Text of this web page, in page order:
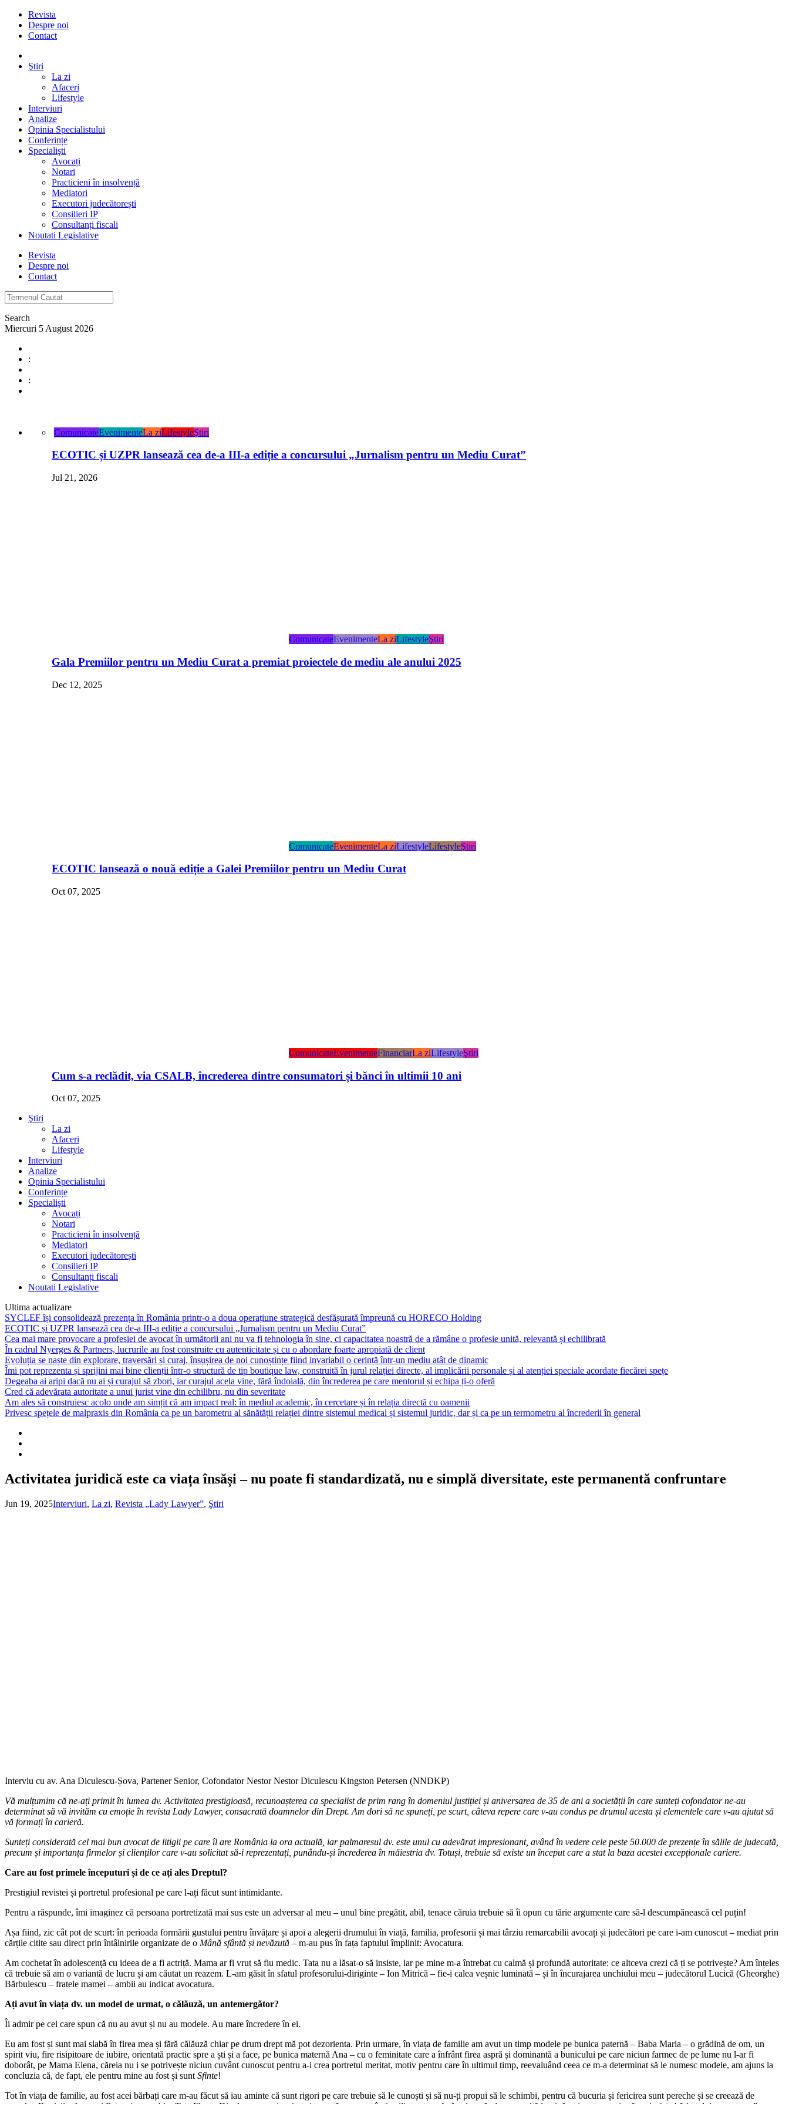
Revista
Despre noi
Contact
Ştiri
La zi
Afaceri
Lifestyle
Interviuri
Analize
Opinia Specialistului
Conferințe
Specialişti
Avocați
Notari
Practicieni în insolvență
Mediatori
Executori judecătorești
Consilieri IP
Consultanți fiscali
Noutati Legislative
Revista
Despre noi
Contact
Search
Miercuri 5 August 2026
:
:
ComunicateEvenimenteLa ziLifestyleŞtiri
ECOTIC și UZPR lansează cea de-a III-a ediție a concursului „Jurnalism pentru un Mediu Curat”
Jul 21, 2026
ComunicateEvenimenteLa ziLifestyleŞtiri
Gala Premiilor pentru un Mediu Curat a premiat proiectele de mediu ale anului 2025
Dec 12, 2025
ComunicateEvenimenteLa ziLifestyleLifestyleŞtiri
ECOTIC lansează o nouă ediție a Galei Premiilor pentru un Mediu Curat
Oct 07, 2025
ComunicateEvenimenteFinanciarLa ziLifestyleŞtiri
Cum s-a reclădit, via CSALB, încrederea dintre consumatori și bănci în ultimii 10 ani
Oct 07, 2025
Ştiri
La zi
Afaceri
Lifestyle
Interviuri
Analize
Opinia Specialistului
Conferințe
Specialişti
Avocați
Notari
Practicieni în insolvență
Mediatori
Executori judecătorești
Consilieri IP
Consultanți fiscali
Noutati Legislative
Ultima actualizare
SYCLEF își consolidează prezența în România printr-o a doua operațiune strategică desfășurată împreună cu HORECO Holding
ECOTIC și UZPR lansează cea de-a III-a ediție a concursului „Jurnalism pentru un Mediu Curat”
Cea mai mare provocare a profesiei de avocat în următorii ani nu va fi tehnologia în sine, ci capacitatea noastră de a rămâne o profesie unită, relevantă și echilibrată
În cadrul Nyerges & Partners, lucrurile au fost construite cu autenticitate și cu o abordare foarte apropiată de client
Evoluția se naște din explorare, traversări și curaj, însușirea de noi cunoștințe fiind invariabil o cerință într-un mediu atât de dinamic
Îmi pot reprezenta și sprijini mai bine clienții într-o structură de tip boutique law, construită în jurul relației directe, al implicării personale și al atenției speciale acordate fiecărei spețe
Degeaba ai aripi dacă nu ai și curajul să zbori, iar curajul acela vine, fără îndoială, din încrederea pe care mentorul și echipa ți-o oferă
Cred că adevărata autoritate a unui jurist vine din echilibru, nu din severitate
Am ales să construiesc acolo unde am simțit că am impact real: în mediul academic, în cercetare și în relația directă cu oamenii
Privesc spețele de malpraxis din România ca pe un barometru al sănătății relației dintre sistemul medical și sistemul juridic, dar și ca pe un termometru al încrederii în general
Activitatea juridică este ca viața însăși – nu poate fi standardizată, nu e simplă diversitate, este permanentă confruntare
Jun 19, 2025Interviuri, La zi, Revista „Lady Lawyer”, Ştiri
Interviu cu av. Ana Diculescu-Șova, Partener Senior, Cofondator Nestor Nestor Diculescu Kingston Petersen (NNDKP)
Vă mulțumim că ne-ați primit în lumea dv. Activitatea prestigioasă, recunoașterea ca specialist de prim rang în domeniul justiției și aniversarea de 35 de ani a societății în care sunteți cofondator ne-au
determinat să vă invităm cu emoție în revista Lady Lawyer, consacrată doamnelor din Drept. Am dori să ne spuneți, pe scurt, câteva repere care v-au condus pe drumul acesta și elementele care v-au ajutat să
vă formați în carieră.
Sunteți considerată cel mai bun avocat de litigii pe care îl are România la ora actuală, iar palmaresul dv. este unul cu adevărat impresionant, având în vedere cele peste 50.000 de prezențe în sălile de judecată,
precum și importanța firmelor și clienților care v-au solicitat să-i reprezentați, punându-și încrederea în măiestria dv. Totuși, trebuie să existe un început care a stat la baza acestei excepționale cariere.
Care au fost primele începuturi și de ce ați ales Dreptul?
Prestigiul revistei și portretul profesional pe care l-ați făcut sunt intimidante.
Pentru a răspunde, îmi imaginez că persoana portretizată mai sus este un adversar al meu – unul bine pregătit, abil, tenace căruia trebuie să îi opun cu tărie argumente care să-l descumpănească cel puțin!
Așa fiind, zic cât pot de scurt: în perioada formării gustului pentru învățare și apoi a alegerii drumului în viață, familia, profesorii și mai târziu remarcabilii avocați și judecători pe care i-am cunoscut – mediat prin
cărțile citite sau direct prin întâlnirile organizate de o Mână sfântă și nevăzută – m-au pus în fața faptului împlinit: Avocatura.
Am cochetat în adolescență cu ideea de a fi actriță. Mama ar fi vrut să fiu medic. Tata nu a lăsat-o să insiste, iar pe mine m-a întrebat cu calmă și profundă autoritate: ce altceva crezi că ți se potrivește? Am înțeles
că trebuie să am o variantă de lucru și am căutat un reazem. L-am găsit în sfatul profesorului-diriginte – Ion Mitrică – fie-i calea veșnic luminată – și în încurajarea unchiului meu – judecătorul Lucică (Gheorghe)
Bărbulescu – fratele mamei – ambii au indicat avocatura.
Ați avut în viața dv. un model de urmat, o călăuză, un antemergător?
Îi admir pe cei care spun că nu au avut și nu au modele. Au mare încredere în ei.
Eu am fost și sunt mai slabă în firea mea și fără călăuză chiar pe drum drept mă pot dezorienta. Prin urmare, în viața de familie am avut un timp modele pe bunica paternă – Baba Maria – o grădină de om, un
spirit viu, fire risipitoare de iubire, orientată practic spre a ști și a face, pe bunica maternă Ana – cu o feminitate care a înfrânt firea aspră și dominantă a bunicului pe care niciun farmec de pe lume nu l-ar fi
doborât, pe Mama Elena, căreia nu i se potrivește niciun cuvânt cunoscut pentru a-i crea portretul meritat, motiv pentru care în ultimul timp, reevaluând ceea ce m-a determinat să le numesc modele, am ajuns la
concluzia că, de fapt, ele pentru mine au fost și sunt Sfinte!
Tot în viața de familie, au fost acei bărbați care m-au făcut să iau aminte că sunt rigori pe care trebuie să le cunoști și să nu-ți propui să le schimbi, pentru că bucuria și fericirea sunt pereche și se creează de